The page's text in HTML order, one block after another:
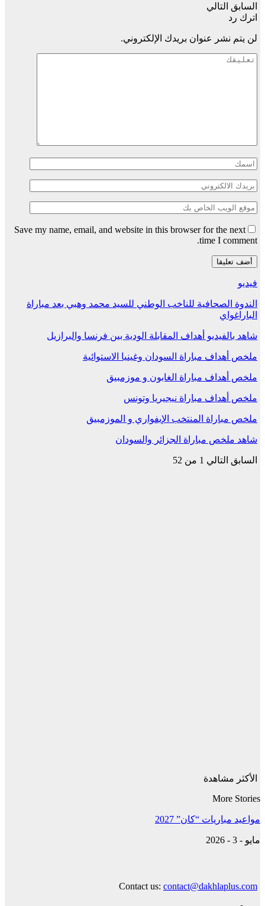
السابق التالي
اترك رد
لن يتم نشر عنوان بريدك الإلكتروني.
Save my name, email, and website in this browser for the next
time I comment.
فيديو
الندوة الصحافية للناخب الوطني للسيد محمد وهبي بعد مباراة
الباراغواي
شاهد بالفيديو أهداف المقابلة الودية بين فرنسا والبرازيل
ملخص أهداف مباراة السودان وغينيا الاستوائية
ملخص أهداف مباراة الغابون و موزمبيق
ملخص أهداف مباراة نيجيريا وتونس
ملخص مباراة المنتخب الإيفواري و الموزمبيق
شاهد ملخص مباراة الجزائر والسودان
السابق التالي 1 من 52
الأكثر مشاهدة
More Stories
مواعيد مباريات “كان” 2027
مايو - 3 - 2026
Contact us: contact@dakhlaplus.com